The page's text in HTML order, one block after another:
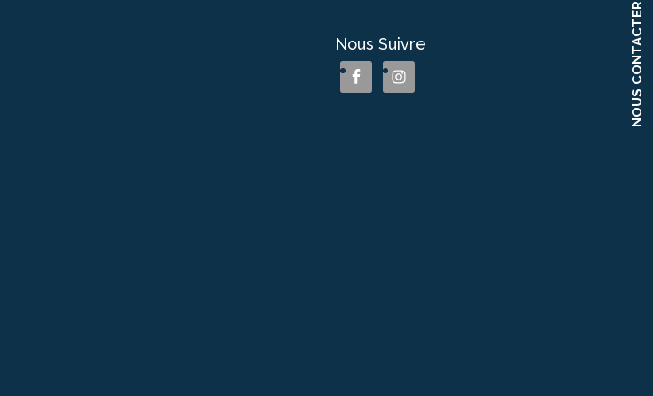
Nous Suivre NOUS CONTACTER